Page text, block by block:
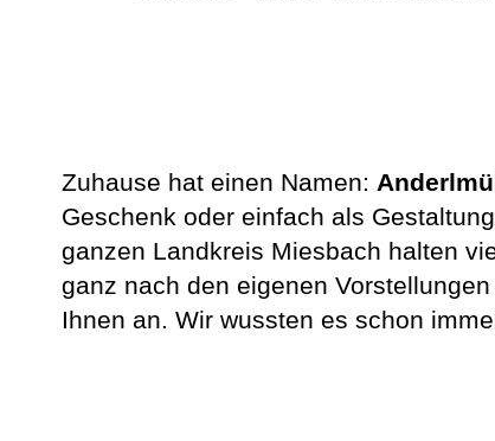
Zuhause hat einen Namen:
Geschenk oder einfach als
ganzen Landkreis Miesbach halten
ganz nach den eigenen
Ihnen an. Wir wussten es schon